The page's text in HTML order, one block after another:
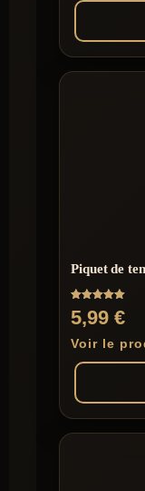
Piquet de
Note
5.00
sur 5
5,99 €
Voir le